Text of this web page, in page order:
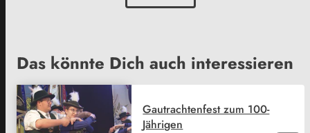
Das könnte Dich auch interessieren
Gautrachtenfest zum 100-
Jährigen